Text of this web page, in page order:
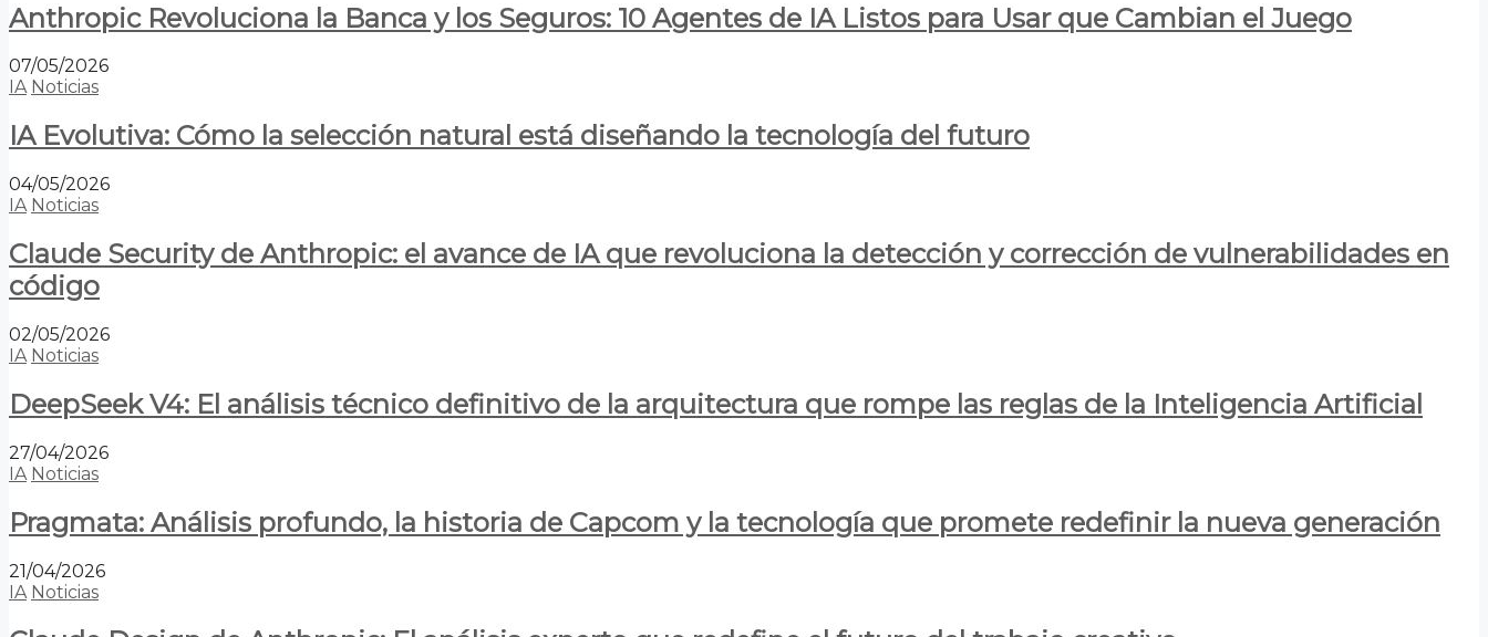
Anthropic Revoluciona la Banca y los Seguros: 10 Agentes de IA Listos para Usar que Cambian el Juego
07/05/2026
IA Noticias
IA Evolutiva: Cómo la selección natural está diseñando la tecnología del futuro
04/05/2026
IA Noticias
Claude Security de Anthropic: el avance de IA que revoluciona la detección y corrección de vulnerabilidades en
código
02/05/2026
IA Noticias
DeepSeek V4: El análisis técnico definitivo de la arquitectura que rompe las reglas de la Inteligencia Artificial
27/04/2026
IA Noticias
Pragmata: Análisis profundo, la historia de Capcom y la tecnología que promete redefinir la nueva generación
21/04/2026
IA Noticias